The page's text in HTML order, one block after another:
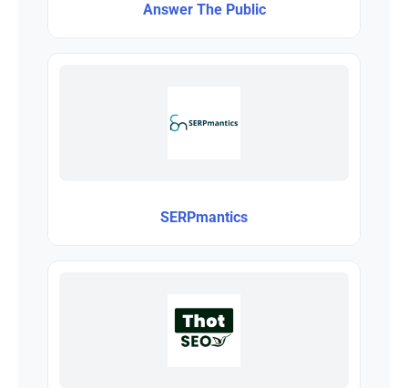
Answer The Public
SERPmantics